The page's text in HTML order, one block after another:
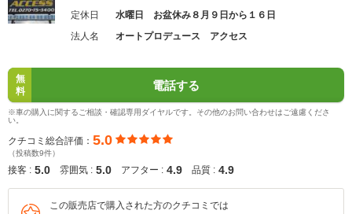
定休日
水曜日 お盆休み８月９日から１６日
法人名
オートプロデュース アクセス
無
料
電話する
※車の購入に関するご相談・確認専用ダイヤルです。その他のお問い合わせはご遠慮くださ
い。
クチコミ総合評価： 5.0
（投稿数9件）
接客 : 5.0 雰囲気 : 5.0 アフター : 4.9 品質 : 4.9
この販売店で購入された方のクチコミでは